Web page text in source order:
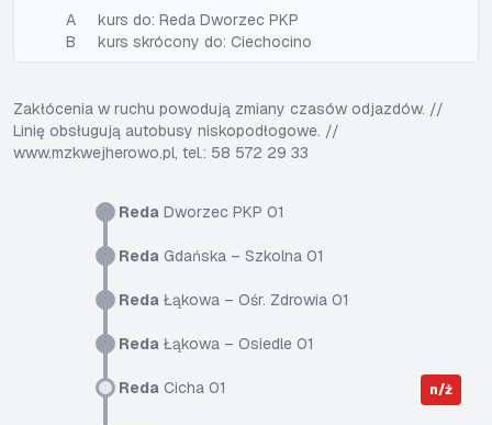
Reda Dworzec PKP 01
Reda Gdańska – Szkolna 01
Reda Łąkowa – Ośr. Zdrowia 01
Reda Łąkowa – Osiedle 01
Reda Cicha 01 n/ż
A
kurs do: Reda Dworzec PKP
B
kurs skrócony do: Ciechocino
Zakłócenia w ruchu powodują zmiany czasów odjazdów. //
Linię obsługują autobusy niskopodłogowe. //
www.mzkwejherowo.pl, tel.: 58 572 29 33